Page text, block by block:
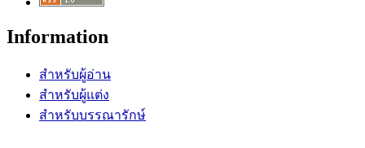
Information
สำหรับผู้อ่าน
สำหรับผู้แต่ง
สำหรับบรรณารักษ์